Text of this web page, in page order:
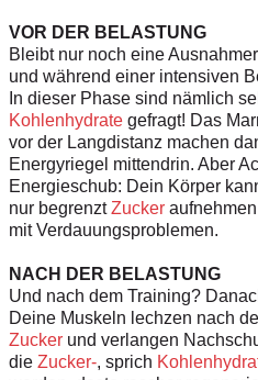
VOR DER BELASTUNG
Bleibt nur noch eine
und während einer intensiven
In dieser Phase sind nämlich
Kohlenhydrate gefragt! Das
vor der Langdistanz machen
Energyriegel mittendrin. Aber
Energieschub: Dein Körper
nur begrenztZucker
mit Verdauungsproblemen.
NACH DER BELASTUNG
Und nach dem Training?
Deine Muskeln lechzen nach
Zucker und verlangen
die Zucker-, sprich